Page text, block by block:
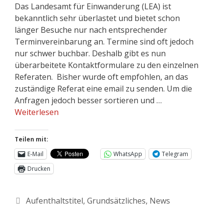
Das Landesamt für Einwanderung (LEA) ist
bekanntlich sehr überlastet und bietet schon
länger Besuche nur nach entsprechender
Terminvereinbarung an. Termine sind oft jedoch
nur schwer buchbar. Deshalb gibt es nun
überarbeitete Kontaktformulare zu den einzelnen
Referaten. Bisher wurde oft empfohlen, an das
zuständige Referat eine email zu senden. Um die
Anfragen jedoch besser sortieren und …
Weiterlesen
Teilen mit:
E-Mail
WhatsApp
Telegram
Drucken
Aufenthaltstitel, Grundsätzliches, News